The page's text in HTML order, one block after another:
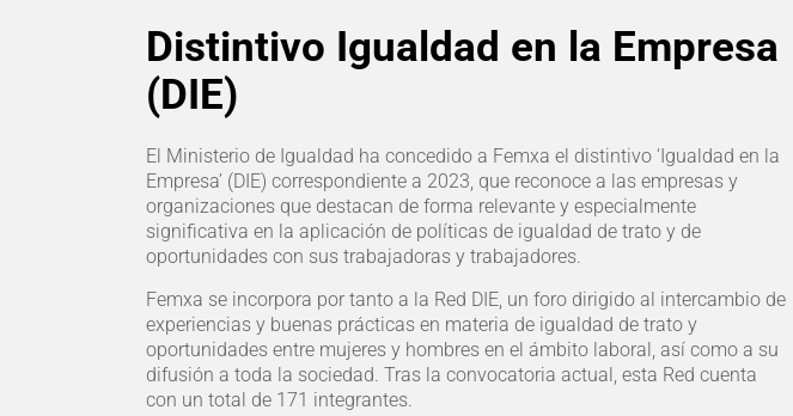
Distintivo Igualdad en la Empresa
(DIE)
El Ministerio de Igualdad ha concedido a Femxa el distintivo ‘Igualdad en la
Empresa’ (DIE) correspondiente a 2023, que reconoce a las empresas y
organizaciones que destacan de forma relevante y especialmente
significativa en la aplicación de políticas de igualdad de trato y de
oportunidades con sus trabajadoras y trabajadores.
Femxa se incorpora por tanto a la Red DIE, un foro dirigido al intercambio de
experiencias y buenas prácticas en materia de igualdad de trato y
oportunidades entre mujeres y hombres en el ámbito laboral, así como a su
difusión a toda la sociedad. Tras la convocatoria actual, esta Red cuenta
con un total de 171 integrantes.